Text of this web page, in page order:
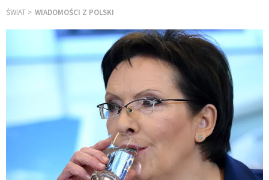
ŚWIAT WIADOMOŚCI Z POLSKI